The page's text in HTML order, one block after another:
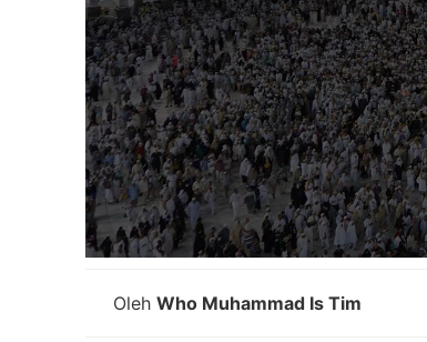
Oleh Who Muhammad Is Tim